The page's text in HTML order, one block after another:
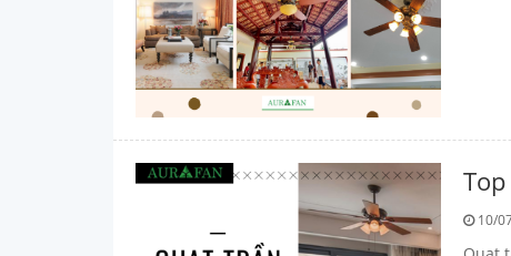
10/